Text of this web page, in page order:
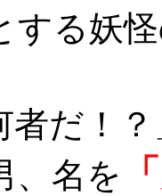
する妖
だ！
、名を